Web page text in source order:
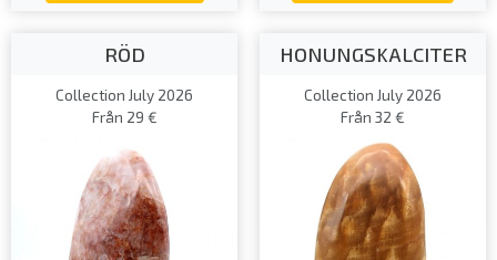
RÖD
Collection July 2026
Från 29 €
HONUNGSKALCITER
Collection July 2026
Från 32 €